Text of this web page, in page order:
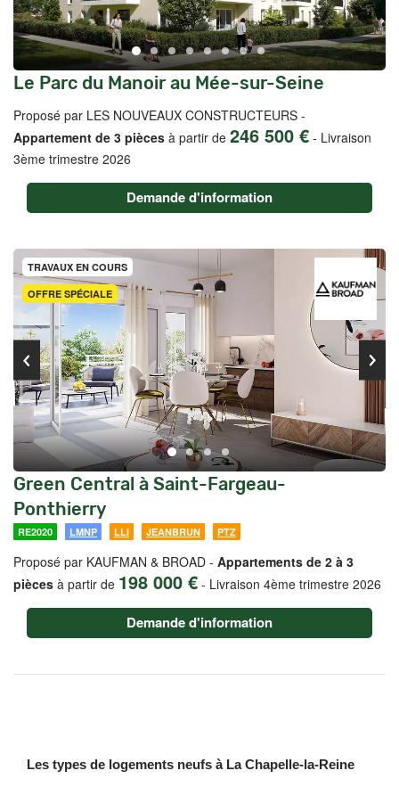
Le Parc du Manoir au Mée-sur-Seine
Proposé par LES NOUVEAUX CONSTRUCTEURS -
Appartement de 3 pièces à partir de 246 500 € - Livraison
3ème trimestre 2026
Demande d'information
OFFRE SPÉCIALE
TRAVAUX EN COURS
Green Central à Saint-Fargeau-
Ponthierry
RE2020 LMNP LLI JEANBRUN PTZ
Proposé par KAUFMAN & BROAD - Appartements de 2 à 3
pièces à partir de 198 000 € - Livraison 4ème trimestre 2026
Demande d'information
Les types de logements neufs à La Chapelle-la-Reine